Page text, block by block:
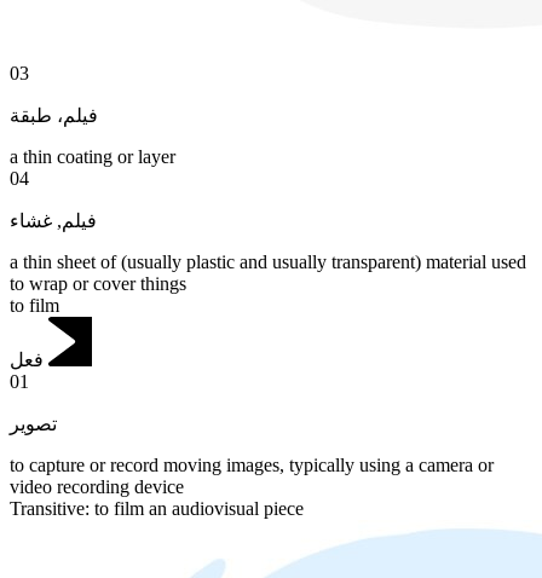
03
فيلم، طبقة
a thin coating or layer
04
فيلم, غشاء
a thin sheet of (usually plastic and usually transparent) material used
to wrap or cover things
to film
فعل
01
تصوير
to capture or record moving images, typically using a camera or
video recording device
Transitive: to film an audiovisual piece